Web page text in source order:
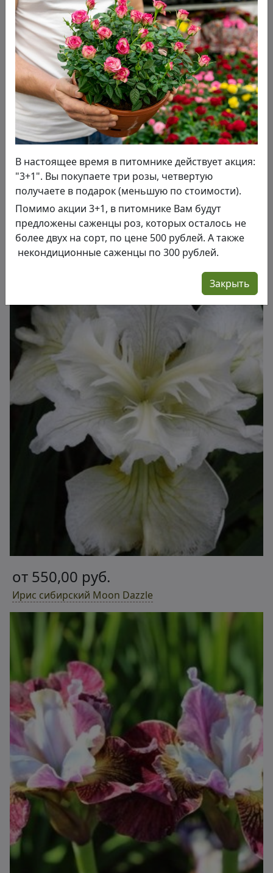
от 550,00 руб.
Ирис сибирский Mission Bay
от 550,00 руб.
Ирис сибирский Moon Dazzle
В настоящее время в питомнике действует акция:
"3+1". Вы покупаете три розы, четвертую
получаете в подарок (меньшую по стоимости).
Помимо акции 3+1, в питомнике Вам будут
предложены саженцы роз, которых осталось не
более двух на сорт, по цене 500 рублей. А также
некондиционные саженцы по 300 рублей.
Закрыть